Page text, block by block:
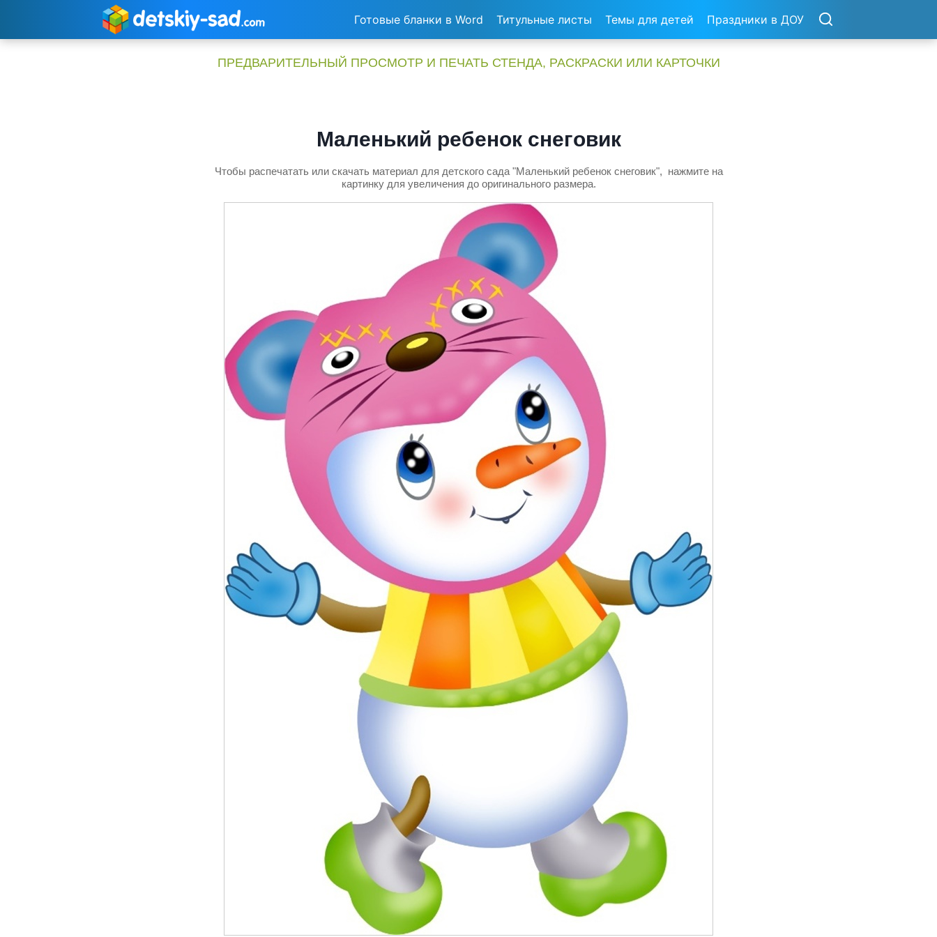
Готовые бланки в Word Титульные листы Темы для детей Праздники в ДОУ
ПРЕДВАРИТЕЛЬНЫЙ ПРОСМОТР И ПЕЧАТЬ СТЕНДА, РАСКРАСКИ ИЛИ КАРТОЧКИ
Маленький ребенок снеговик
Чтобы распечатать или скачать материал для детского сада "Маленький ребенок снеговик", нажмите на
картинку для увеличения до оригинального размера.